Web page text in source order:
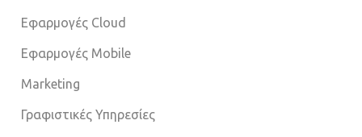
Εφαρμογές Cloud
Εφαρμογές Mobile
Marketing
Γραφιστικές Υπηρεσίες